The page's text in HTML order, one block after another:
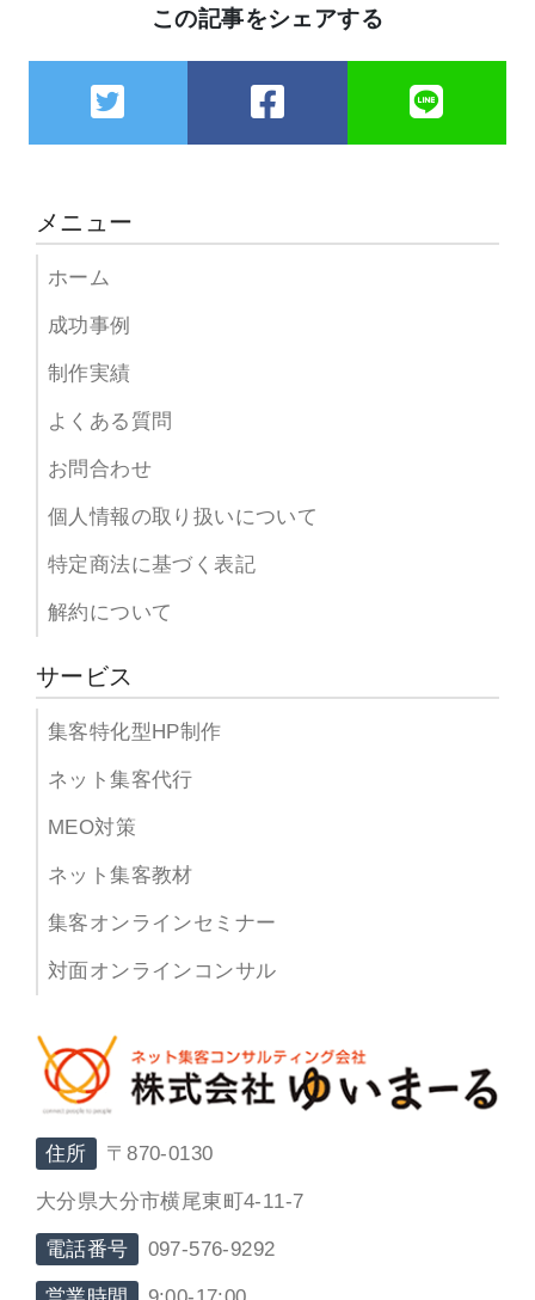
この記事をシェアする
メニュー
ホーム
成功事例
制作実績
よくある質問
お問合わせ
個人情報の取り扱いについて
特定商法に基づく表記
解約について
サービス
集客特化型HP制作
ネット集客代行
MEO対策
ネット集客教材
集客オンラインセミナー
対面オンラインコンサル
住所 〒870-0130
大分県大分市横尾東町4-11-7
電話番号 097-576-9292